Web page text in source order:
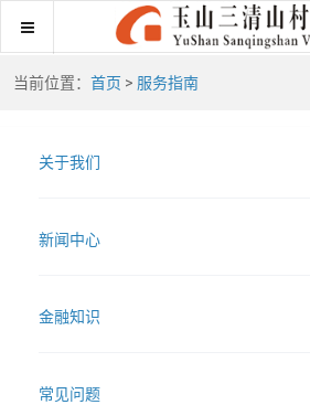
当前位置： 首页 > 服务指南
关于我们
新闻中心
金融知识
常见问题